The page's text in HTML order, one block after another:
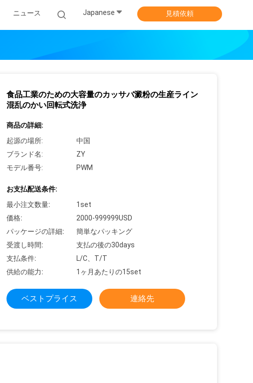
ニュース Japanese 見積依頼
食品工業のための大容量のカッサバ澱粉の生産ライン
混乱のかい回転式洗浄
商品の詳細:
起源の場所:
中国
ブランド名:
ZY
モデル番号:
PWM
お支払配送条件:
最小注文数量:
1set
価格:
2000-999999USD
パッケージの詳細:
簡単なパッキング
受渡し時間:
支払の後の30days
支払条件:
L/C、T/T
供給の能力:
1ヶ月あたりの15set
ベストプライス 連絡先